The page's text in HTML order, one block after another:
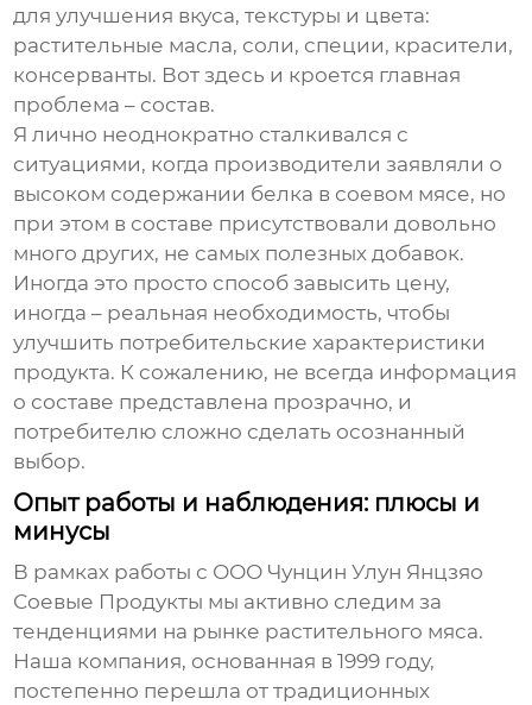
для улучшения вкуса, текстуры и цвета:
растительные масла, соли, специи, красители,
консерванты. Вот здесь и кроется главная
проблема – состав.
Я лично неоднократно сталкивался с
ситуациями, когда производители заявляли о
высоком содержании белка в соевом мясе, но
при этом в составе присутствовали довольно
много других, не самых полезных добавок.
Иногда это просто способ завысить цену,
иногда – реальная необходимость, чтобы
улучшить потребительские характеристики
продукта. К сожалению, не всегда информация
о составе представлена прозрачно, и
потребителю сложно сделать осознанный
выбор.
Опыт работы и наблюдения: плюсы и
минусы
В рамках работы с ООО Чунцин Улун Янцзяо
Соевые Продукты мы активно следим за
тенденциями на рынке растительного мяса.
Наша компания, основанная в 1999 году,
постепенно перешла от традиционных